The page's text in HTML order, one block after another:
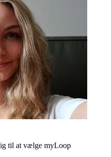
til at vælge myLoop